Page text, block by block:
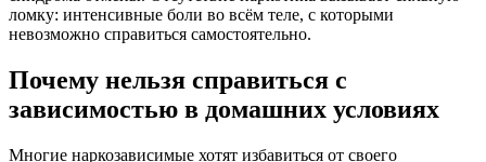
ломку: интенсивные боли во всём теле, с которыми
невозможно справиться самостоятельно.
Почему нельзя справиться с
зависимостью в домашних условиях
Многие наркозависимые хотят избавиться от своего